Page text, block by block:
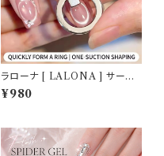
ラローナ [ LALONA ] サーク
ル型マグネットツール ( キューブ
1個付き ) ジェルネイル/メグネッ
¥980